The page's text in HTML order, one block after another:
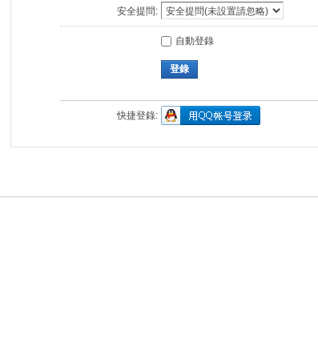
安全提問:
自動登錄
登錄
快捷登錄: